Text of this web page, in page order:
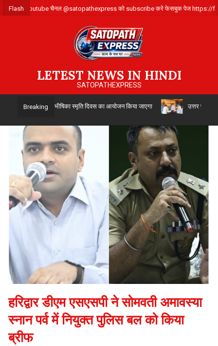
Skip
to
FlashYoutube चैनल @satopathexpress को subscribe करे फेसबुक पेज https://
LETEST NEWS IN HINDI
SATOPATHEXPRESS
Breaking
विभाजन विभीषिका स्मृति दिवस का आयोजन किया जाएगा उत्तर प्रदेश सिंचाई
हरिद्वार डीएम एसएसपी ने सोमवती अमावस्या
स्नान पर्व में नियुक्त पुलिस बल को किया
ब्रीफ